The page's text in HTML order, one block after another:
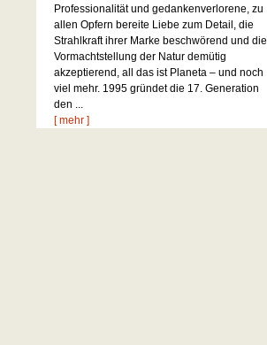
Professionalität und gedankenverlorene, zu
allen Opfern bereite Liebe zum Detail, die
Strahlkraft ihrer Marke beschwörend und die
Vormachtstellung der Natur demütig
akzeptierend, all das ist Planeta – und noch
viel mehr. 1995 gründet die 17. Generation
den ...
[ mehr ]